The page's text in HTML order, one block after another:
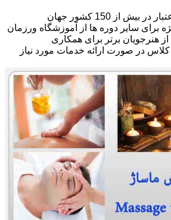
بیش از 150 کشور جهان
برای سایر دوره ها از آموزشگاه ورزمان
هنرجویان برتر برای همکاری
در صورت ارائه خدمات مورد نیاز